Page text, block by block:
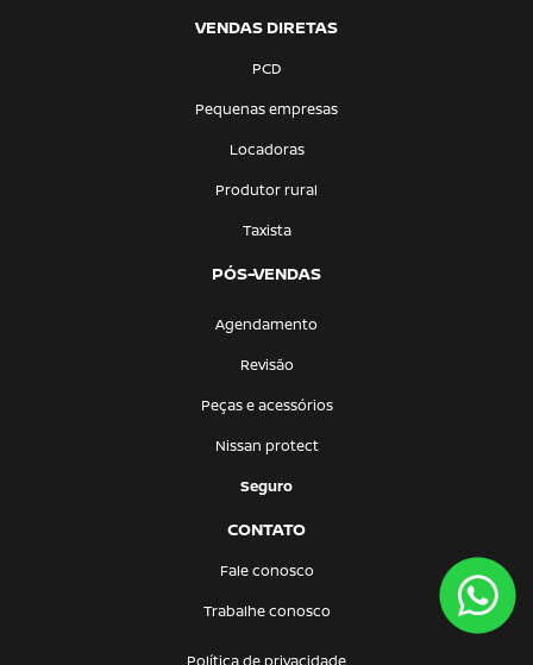
VENDAS DIRETAS
PCD
Pequenas empresas
Locadoras
Produtor rural
Taxista
PÓS-VENDAS
Agendamento
Revisão
Peças e acessórios
Nissan protect
Seguro
CONTATO
Fale conosco
Trabalhe conosco
Política de privacidade